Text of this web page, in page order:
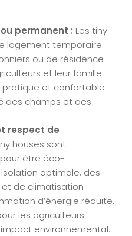
permanent : Les tiny
logement temporaire
ou de résidence
et leur famille.
pratique et confortable
des champs et des
respect de
houses sont
être éco-
optimale, des
de climatisation
d’énergie réduite.
les agriculteurs
environnemental.